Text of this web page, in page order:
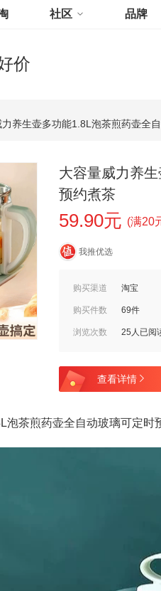
社区 品牌
价
力养生壶多功能1.8L泡茶煎药壶全
大容量威力养
预约煮茶
59.90元 (满20
我推优选
购买渠道 淘宝
购买件数 69件
浏览次数 25人已阅
查看详情
泡茶煎药壶全自动玻璃可定时